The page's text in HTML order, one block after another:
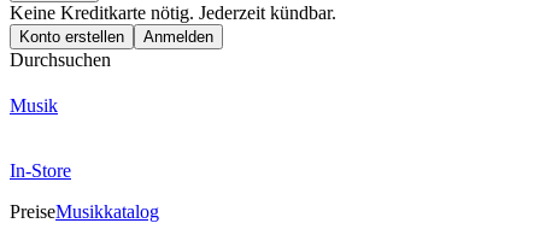
Keine Kreditkarte nötig. Jederzeit kündbar.
Konto erstellen Anmelden
Durchsuchen
Musik
In-Store
PreiseMusikkatalog